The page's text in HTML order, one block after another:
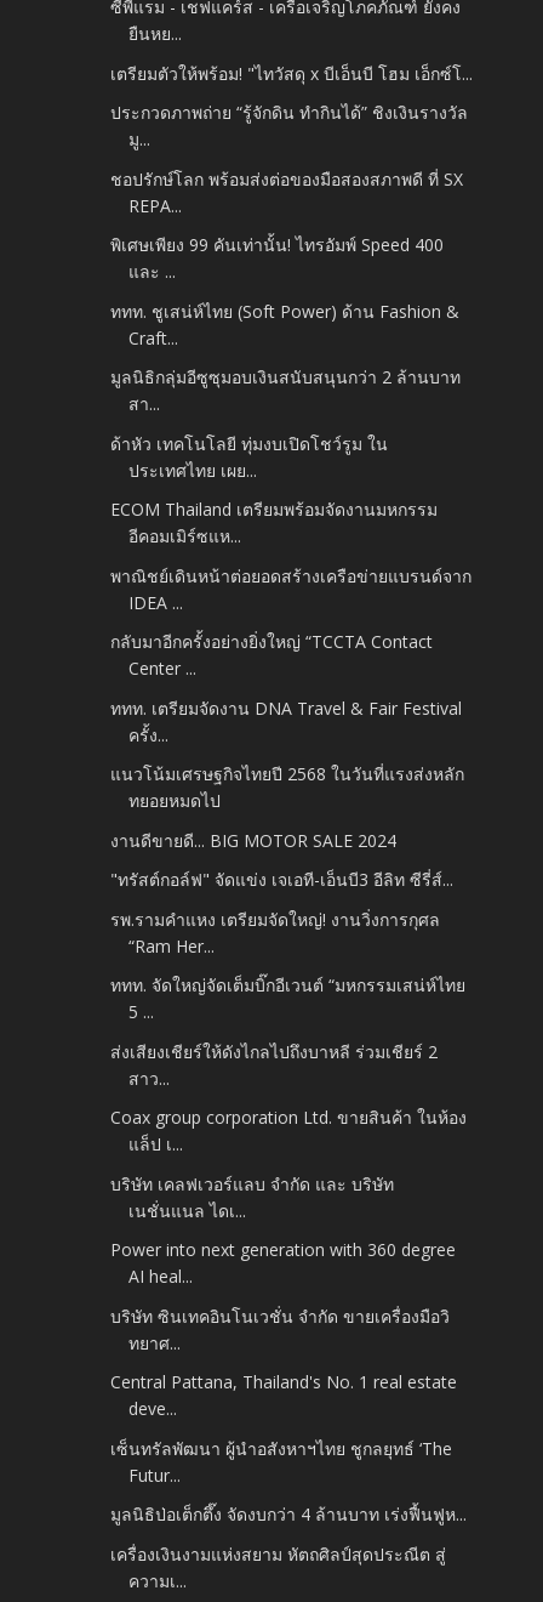
ซีพีแรม - เชฟแคร์ส - เครือเจริญโภคภัณฑ์ ยังคง
ยืนหย...
เตรียมตัวให้พร้อม! "ไทวัสดุ x บีเอ็นบี โฮม เอ็กซ์โ...
ประกวดภาพถ่าย “รู้จักดิน ทำกินได้” ชิงเงินรางวัล
มู...
ชอปรักษ์โลก พร้อมส่งต่อของมือสองสภาพดี ที่ SX
REPA...
พิเศษเพียง 99 คันเท่านั้น! ไทรอัมพ์ Speed 400
และ ...
ททท. ชูเสน่ห์ไทย (Soft Power) ด้าน Fashion &
Craft...
มูลนิธิกลุ่มอีซูซุมอบเงินสนับสนุนกว่า 2 ล้านบาท
สา...
ด้าหัว เทคโนโลยี ทุ่มงบเปิดโชว์รูม ใน
ประเทศไทย เผย...
ECOM Thailand เตรียมพร้อมจัดงานมหกรรม
อีคอมเมิร์ซแห...
พาณิชย์เดินหน้าต่อยอดสร้างเครือข่ายแบรนด์จาก
IDEA ...
กลับมาอีกครั้งอย่างยิ่งใหญ่ “TCCTA Contact
Center ...
ททท. เตรียมจัดงาน DNA Travel & Fair Festival
ครั้ง...
แนวโน้มเศรษฐกิจไทยปี 2568 ในวันที่แรงส่งหลัก
ทยอยหมดไป
งานดีขายดี... BIG MOTOR SALE 2024
"ทรัสต์กอล์ฟ" จัดแข่ง เจเอที-เอ็นบี3 อีลิท ซีรี่ส์...
รพ.รามคำแหง เตรียมจัดใหญ่! งานวิ่งการกุศล
“Ram Her...
ททท. จัดใหญ่จัดเต็มบิ๊กอีเวนต์ “มหกรรมเสน่ห์ไทย
5 ...
ส่งเสียงเชียร์ให้ดังไกลไปถึงบาหลี ร่วมเชียร์ 2
สาว...
Coax group corporation Ltd. ขายสินค้า ในห้อง
แล็ป เ...
บริษัท เคลฟเวอร์แลบ จำกัด และ บริษัท
เนชั่นแนล ไดเ...
Power into next generation with 360 degree
AI heal...
บริษัท ซินเทคอินโนเวชั่น จำกัด ขายเครื่องมือวิ
ทยาศ...
Central Pattana, Thailand's No. 1 real estate
deve...
เซ็นทรัลพัฒนา ผู้นำอสังหาฯไทย ชูกลยุทธ์ ‘The
Futur...
มูลนิธิป่อเต็กตึ๊ง จัดงบกว่า 4 ล้านบาท เร่งฟื้นฟูห...
เครื่องเงินงามแห่งสยาม หัตถศิลป์สุดประณีต สู่
ความเ...